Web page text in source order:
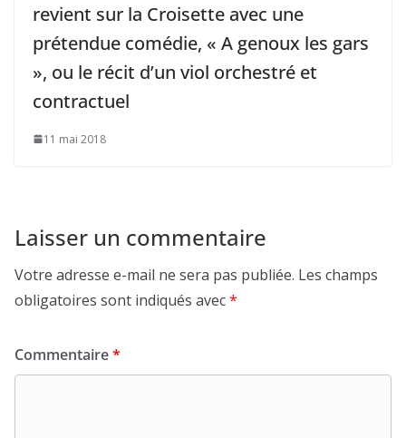
revient sur la Croisette avec une
prétendue comédie, « A genoux les gars
», ou le récit d’un viol orchestré et
contractuel
11 mai 2018
Laisser un commentaire
Votre adresse e-mail ne sera pas publiée. Les champs
obligatoires sont indiqués avec*
Commentaire*